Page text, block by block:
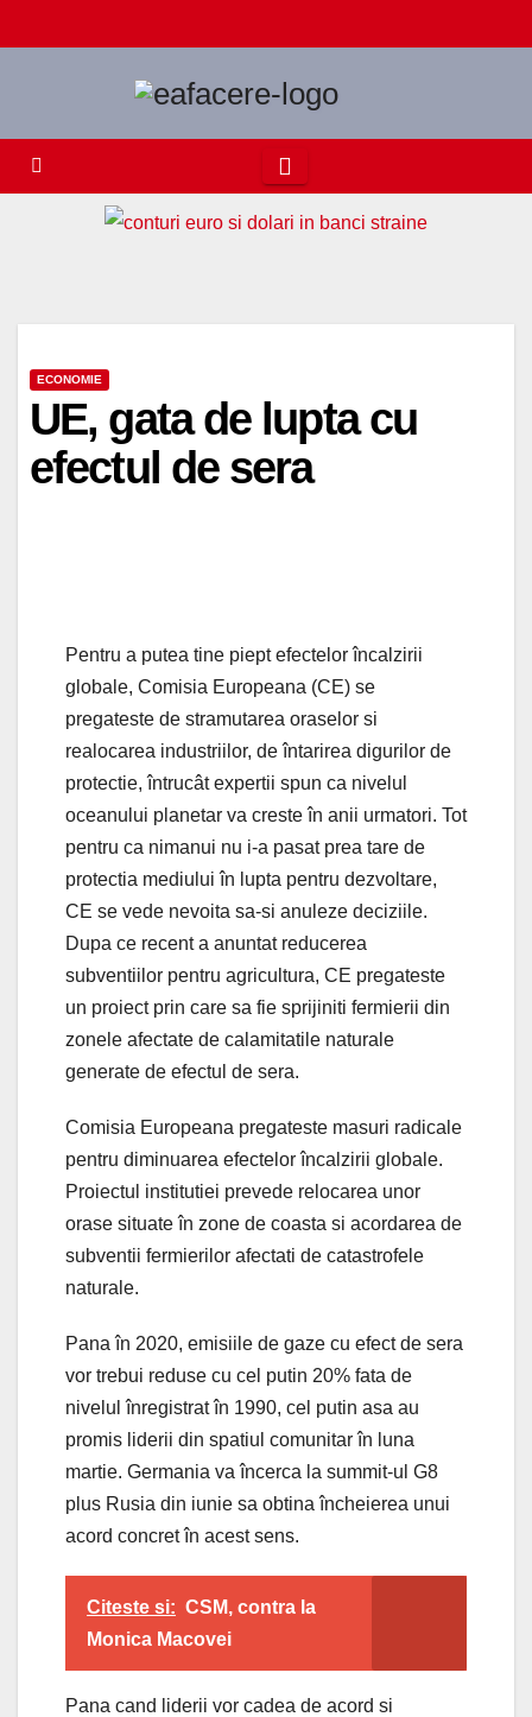
to
ECONOMIE
UE, gata de lupta cu
efectul de sera
Pentru a putea tine piept efectelor încalzirii
globale, Comisia Europeana (CE) se
pregateste de stramutarea oraselor si
realocarea industriilor, de întarirea digurilor de
protectie, întrucât expertii spun ca nivelul
oceanului planetar va creste în anii urmatori. Tot
pentru ca nimanui nu i-a pasat prea tare de
protectia mediului în lupta pentru dezvoltare,
CE se vede nevoita sa-si anuleze deciziile.
Dupa ce recent a anuntat reducerea
subventiilor pentru agricultura, CE pregateste
un proiect prin care sa fie sprijiniti fermierii din
zonele afectate de calamitatile naturale
generate de efectul de sera.
Comisia Europeana pregateste masuri radicale
pentru diminuarea efectelor încalzirii globale.
Proiectul institutiei prevede relocarea unor
orase situate în zone de coasta si acordarea de
subventii fermierilor afectati de catastrofele
naturale.
Pana în 2020, emisiile de gaze cu efect de sera
vor trebui reduse cu cel putin 20% fata de
nivelul înregistrat în 1990, cel putin asa au
promis liderii din spatiul comunitar în luna
martie. Germania va încerca la summit-ul G8
plus Rusia din iunie sa obtina încheierea unui
acord concret în acest sens.
Citeste si: CSM, contra la
Monica Macovei
Pana cand liderii vor cadea de acord si